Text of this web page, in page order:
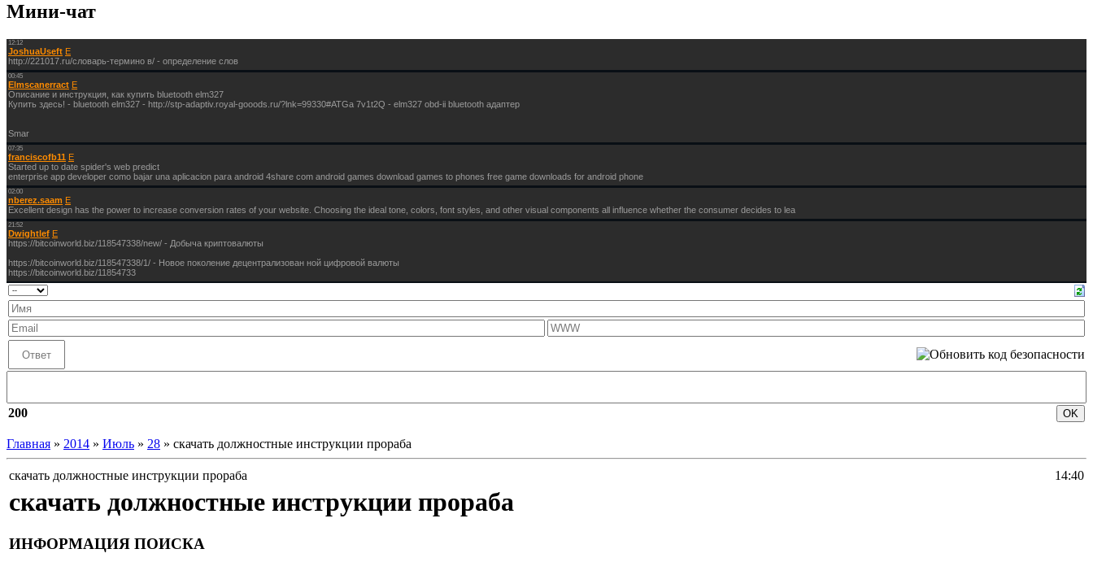
Мини-чат
200
Главная » 2014 » Июль » 28 » скачать должностные инструкции прораба
скачать должностные инструкции прораба 14:40
скачать должностные инструкции прораба
ИНФОРМАЦИЯ ПОИСКА